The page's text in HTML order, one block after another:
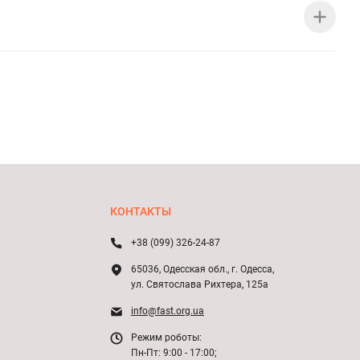
КОНТАКТЫ
+38 (099) 326-24-87
65036, Одесская обл., г. Одесса,
ул. Святослава Рихтера, 125а
info@fast.org.ua
Режим роботы:
Пн-Пт: 9:00 - 17:00;